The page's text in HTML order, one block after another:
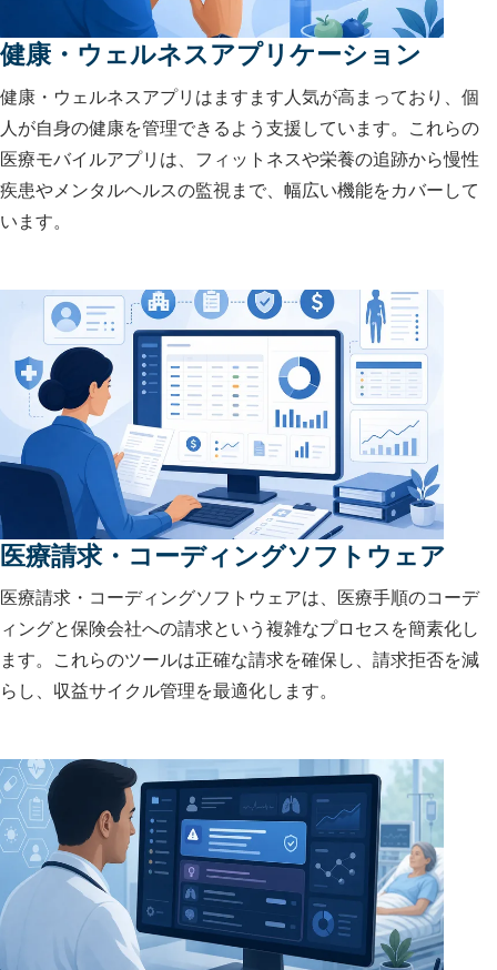
健康・ウェルネスアプリケーション
健康・ウェルネスアプリはますます人気が高まっており、個
人が自身の健康を管理できるよう支援しています。これらの
医療モバイルアプリは、フィットネスや栄養の追跡から慢性
疾患やメンタルヘルスの監視まで、幅広い機能をカバーして
います。
医療請求・コーディングソフトウェア
医療請求・コーディングソフトウェアは、医療手順のコーデ
ィングと保険会社への請求という複雑なプロセスを簡素化し
ます。これらのツールは正確な請求を確保し、請求拒否を減
らし、収益サイクル管理を最適化します。